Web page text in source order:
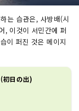
는 습관은, 사방배(시
, 이것이 서민간에 퍼
이 퍼진 것은 메이지
初日の出)